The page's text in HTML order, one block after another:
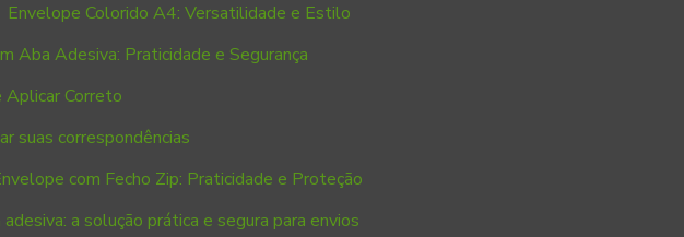
Envelope Colorido A4: Versatilidade e Estilo
Aba Adesiva: Praticidade e Segurança
Aplicar Correto
suas correspondências
com Fecho Zip: Praticidade e Proteção
a solução prática e segura para envios